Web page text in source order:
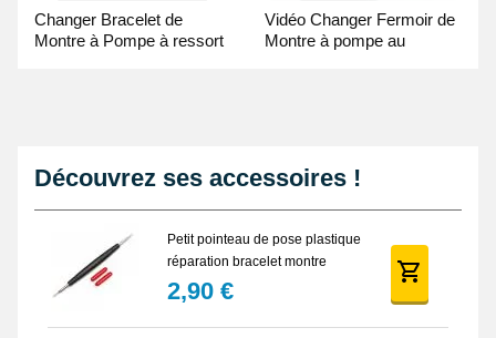
Changer Bracelet de
Montre à Pompe à ressort
Vidéo Changer Fermoir de
Montre à pompe au
Découvrez ses accessoires !
Petit pointeau de pose plastique
réparation bracelet montre
2,90 €